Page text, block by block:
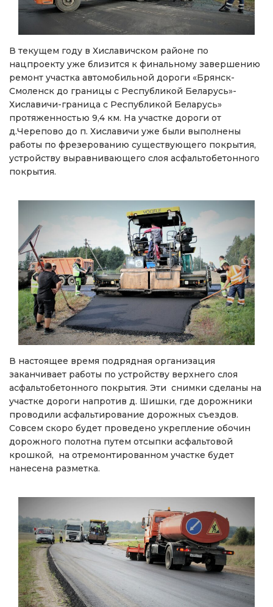
В текущем году в Хиславичском районе по
нацпроекту уже близится к финальному завершению
ремонт участка автомобильной дороги «Брянск-
Смоленск до границы с Республикой Беларусь»-
Хиславичи-граница с Республикой Беларусь»
протяженностью 9,4 км. На участке дороги от
д.Черепово до п. Хиславичи уже были выполнены
работы по фрезерованию существующего покрытия,
устройству выравнивающего слоя асфальтобетонного
покрытия.
В настоящее время подрядная организация
заканчивает работы по устройству верхнего слоя
асфальтобетонного покрытия. Эти снимки сделаны на
участке дороги напротив д. Шишки, где дорожники
проводили асфальтирование дорожных съездов.
Совсем скоро будет проведено укрепление обочин
дорожного полотна путем отсыпки асфальтовой
крошкой, на отремонтированном участке будет
нанесена разметка.